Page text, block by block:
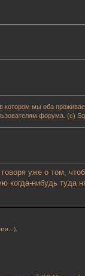
котором мы оба
форума. (с)
уже о том,
когда-нибудь туда